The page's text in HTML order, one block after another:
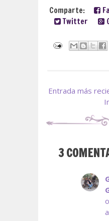
Comparte:
Twitter
Entrada más
3